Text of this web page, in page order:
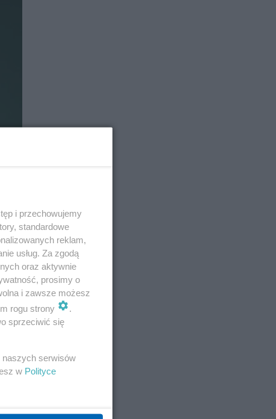
z 3
i przechowujemy
standardowe
reklam,
usług. Za zgodą
oraz aktywnie
prosimy o
i zawsze możesz
rogu strony
sprzeciwić się
naszych serwisów
w Polityce